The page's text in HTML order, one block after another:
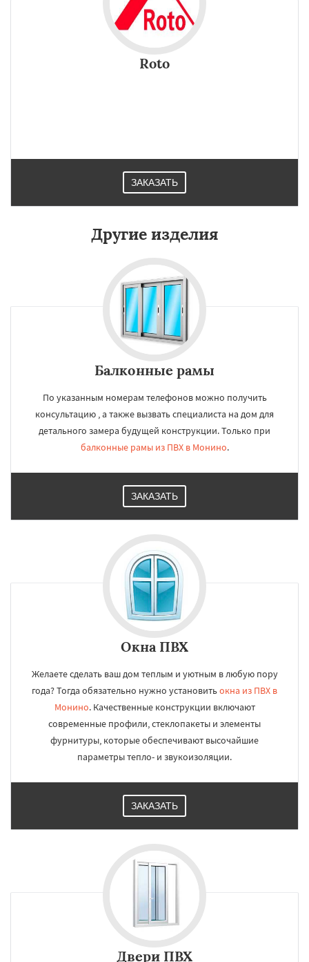
Roto
ЗАКАЗАТЬ
Другие изделия
Балконные рамы
По указанным номерам телефонов можно получить
консультацию , а также вызвать специалиста на дом для
детального замера будущей конструкции. Только при
балконные рамы из ПВХ в Монино.
ЗАКАЗАТЬ
Окна ПВХ
Желаете сделать ваш дом теплым и уютным в любую пору
года? Тогда обязательно нужно установитьокна из ПВХ в
Монино. Качественные конструкции включают
современные профили, стеклопакеты и элементы
фурнитуры, которые обеспечивают высочайшие
параметры тепло- и звукоизоляции.
ЗАКАЗАТЬ
Двери ПВХ